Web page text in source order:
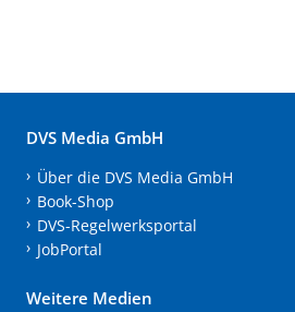
DVS Media GmbH
Über die DVS Media GmbH
Book-Shop
DVS-Regelwerksportal
JobPortal
Weitere Medien